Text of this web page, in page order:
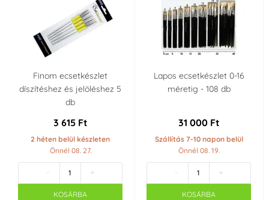
Finom ecsetkészlet
díszítéshez és jelöléshez 5
db
3 615 Ft
2 héten belül készleten
Önnél 08. 27.
- +
KOSÁRBA
Lapos ecsetkészlet 0-16
méretig - 108 db
31 000 Ft
Szállítás 7-10 napon belül
Önnél 08. 19.
- +
KOSÁRBA